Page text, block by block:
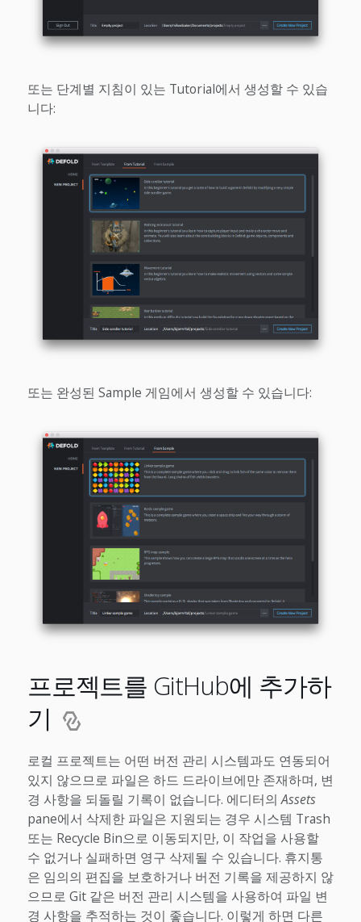
또는 단계별 지침이 있는 Tutorial에서 생성할 수 있습
니다:
또는 완성된 Sample 게임에서 생성할 수 있습니다:
프로젝트를 GitHub에 추가하
기
로컬 프로젝트는 어떤 버전 관리 시스템과도 연동되어
있지 않으므로 파일은 하드 드라이브에만 존재하며, 변
경 사항을 되돌릴 기록이 없습니다. 에디터의Assets
pane에서 삭제한 파일은 지원되는 경우 시스템 Trash
또는 Recycle Bin으로 이동되지만, 이 작업을 사용할
수 없거나 실패하면 영구 삭제될 수 있습니다. 휴지통
은 임의의 편집을 보호하거나 버전 기록을 제공하지 않
으므로 Git 같은 버전 관리 시스템을 사용하여 파일 변
경 사항을 추적하는 것이 좋습니다. 이렇게 하면 다른